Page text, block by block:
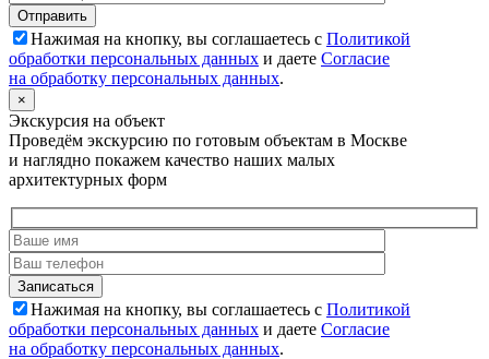
Нажимая на кнопку, вы соглашаетесь с Политикой
обработки персональных данных и даете Согласие
на обработку персональных данных.
×
Экскурсия на объект
Проведём экскурсию по готовым объектам в Москве
и наглядно покажем качество наших малых
архитектурных форм
Нажимая на кнопку, вы соглашаетесь с Политикой
обработки персональных данных и даете Согласие
на обработку персональных данных.